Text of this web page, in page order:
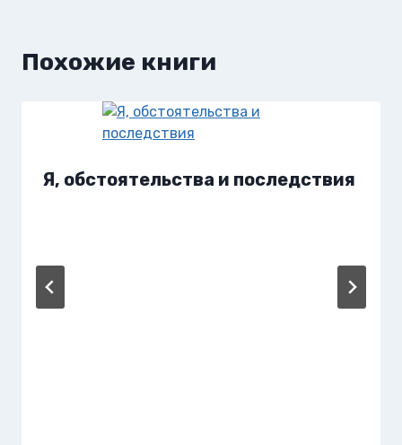
Похожие книги
Я, обстоятельства и последствия